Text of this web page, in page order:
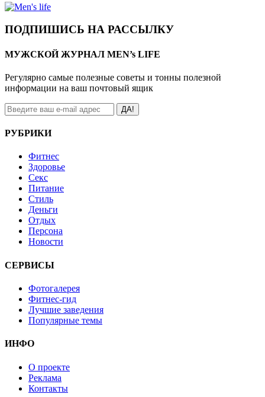
ПОДПИШИСЬ НА РАССЫЛКУ
МУЖСКОЙ ЖУРНАЛ MEN’s LIFE
Регулярно самые полезные советы и тонны полезной
информации на ваш почтовый ящик
ДА!
РУБРИКИ
Фитнес
Здоровье
Секс
Питание
Стиль
Деньги
Отдых
Персона
Новости
СЕРВИСЫ
Фотогалерея
Фитнес-гид
Лучшие заведения
Популярные темы
ИНФО
О проекте
Реклама
Контакты